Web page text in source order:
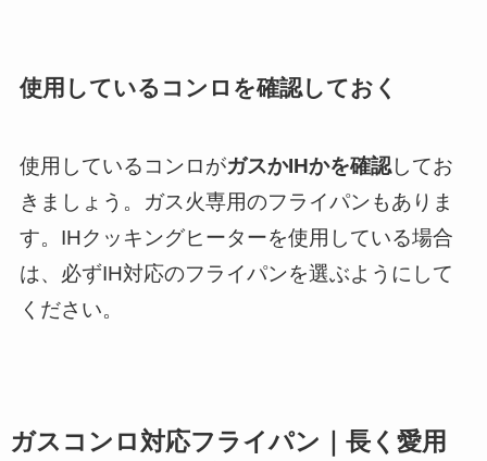
使用しているコンロを確認しておく
使用しているコンロがガスかIHかを確認してお
きましょう。ガス火専用のフライパンもありま
す。IHクッキングヒーターを使用している場合
は、必ずIH対応のフライパンを選ぶようにして
ください。
ガスコンロ対応フライパン｜長く愛用